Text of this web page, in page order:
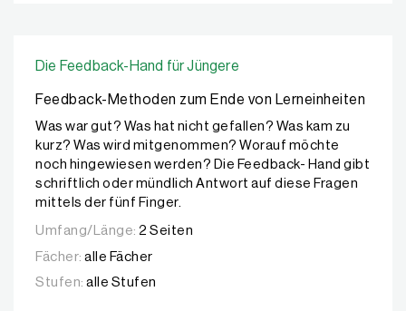
Die Feedback-Hand für Jüngere
Feedback-Methoden zum Ende von Lerneinheiten
Was war gut? Was hat nicht gefallen? Was kam zu
kurz? Was wird mitgenommen? Worauf möchte
noch hingewiesen werden? Die Feedback- Hand gibt
schriftlich oder mündlich Antwort auf diese Fragen
mittels der fünf Finger.
Umfang/Länge: 2 Seiten
Fächer: alle Fächer
Stufen: alle Stufen